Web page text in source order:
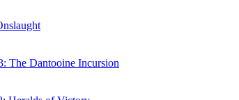
The Dantooine Incursion